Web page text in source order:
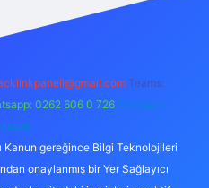
Teams:
0262 606 0 726 Telegram:
Kanun gereğince Bilgi Teknolojileri
onaylanmış bir Yer Sağlayıcı